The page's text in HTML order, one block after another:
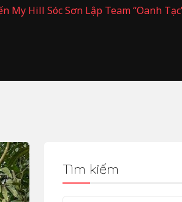
My Hill Sóc Sơn Lập Team “oanh
Tìm kiếm